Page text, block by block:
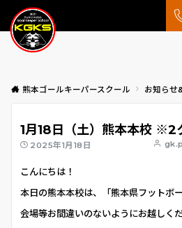
熊本ゴールキーパースクール お知らせ
1月18日（土）熊本本校
2025年1月18日
こんにちは！
本日の熊本本校は、「熊本県フットボ
会場等お間違いのないようにお越しくだ